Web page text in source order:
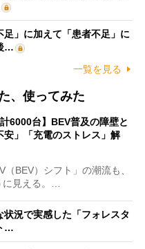
足」に加えて「患者不足」に
…
一覧を見る
、使ってみた
6000台】BEV普及の障壁と
安」「充電のストレス」解
BEV）シフト」の潮流も、
に見える。…
状況で実感した「フォレスタ
…